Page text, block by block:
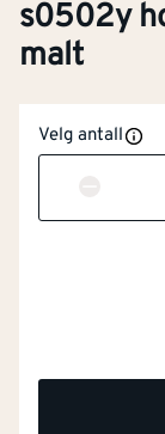
s0502y
malt
Velg antall